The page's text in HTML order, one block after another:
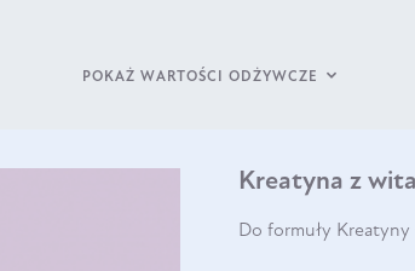
POKAŻ WARTOŚCI ODŻYWCZE
Kreatyna z
Do formuły